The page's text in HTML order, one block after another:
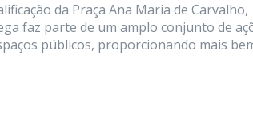
da Praça Ana Maria de Carvalho,
faz parte de um amplo conjunto de
públicos, proporcionando mais